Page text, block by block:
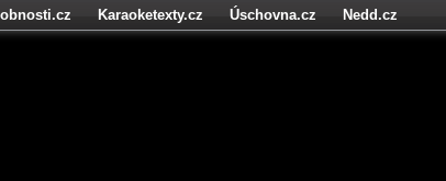
Karaoketexty.cz Úschovna.cz
Nedd.cz